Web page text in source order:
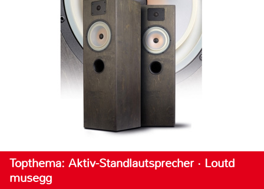
Topthema: Aktiv-Standlautsprecher · Loutd
musegg